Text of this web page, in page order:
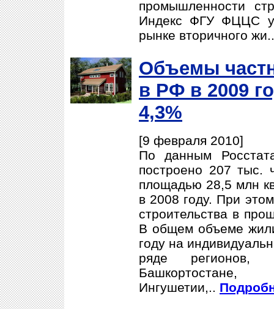
промышленности
Индекс ФГУ ФЦЦС
рынке вторичного
Объемы
в РФ в 2009
4,3%
[9 февраля 2010]
По данным
построено 207 тыс.
площадью 28,5 млн
в 2008 году. При
строительства в
В общем объеме
году на
ряде
Ингушетии,..